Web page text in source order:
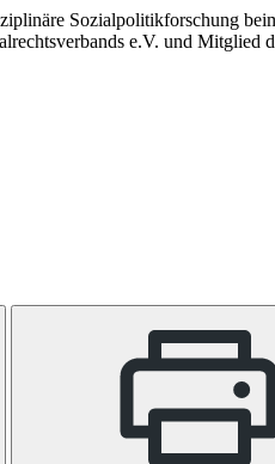
Sozialpolitikforschung
e.V. und